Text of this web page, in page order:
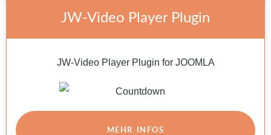
JW-Video Player Plugin
JW-Video Player Plugin for JOOMLA
MEHR INFOS